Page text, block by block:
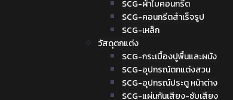
SCG-ผ้าใบคอนกรีต
SCG-คอนกรีตสำเร็จรูป
SCG-เหล็ก
วัสดุตกแต่ง
SCG-กระเบื้องปูพื้นและผนัง
SCG-อุปกรณ์ตกแต่งสวน
SCG-อุปกรณ์ประตู หน้าต่าง
SCG-แผ่นกันเสียง-ซับเสียง